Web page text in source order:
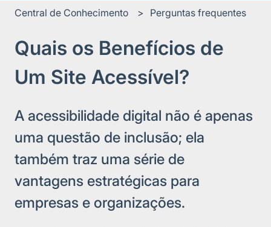
Central de Conhecimento Perguntas frequentes
Quais os Benefícios de
Um Site Acessível?
A acessibilidade digital não é apenas
uma questão de inclusão; ela
também traz uma série de
vantagens estratégicas para
empresas e organizações.